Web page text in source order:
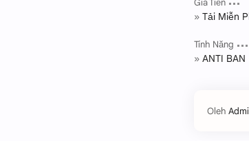
Giá Tiền
Tải Miễn
Tính Năng
ANTI BAN